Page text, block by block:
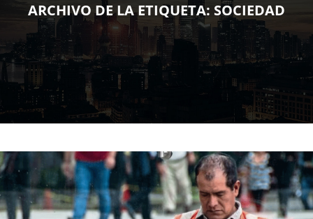
ARCHIVO DE LA ETIQUETA: SOCIEDAD